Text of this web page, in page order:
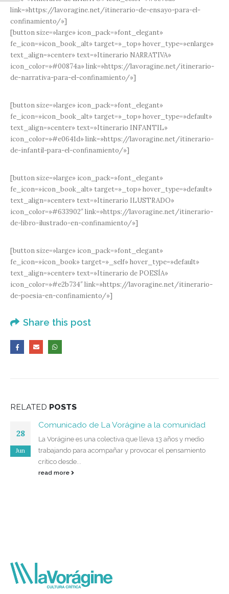
link=»https://lavoragine.net/itinerario-de-ensayo-para-el-
confinamiento/»]
[button size=»large» icon_pack=»font_elegant»
fe_icon=»icon_book_alt» target=»_top» hover_type=»enlarge»
text_align=»center» text=»Itinerario NARRATIVA»
icon_color=»#00874a» link=»https://lavoragine.net/itinerario-
de-narrativa-para-el-confinamiento/»]
[button size=»large» icon_pack=»font_elegant»
fe_icon=»icon_book_alt» target=»_top» hover_type=»default»
text_align=»center» text=»Itinerario INFANTIL»
icon_color=»#e0641d» link=»https://lavoragine.net/itinerario-
de-infantil-para-el-confinamiento/»]
[button size=»large» icon_pack=»font_elegant»
fe_icon=»icon_book_alt» target=»_top» hover_type=»default»
text_align=»center» text=»Itinerario ILUSTRADO»
icon_color=»#633902″ link=»https://lavoragine.net/itinerario-
de-libro-ilustrado-en-confinamiento/»]
[button size=»large» icon_pack=»font_elegant»
fe_icon=»icon_book» target=»_self» hover_type=»default»
text_align=»center» text=»Itinerario de POESÍA»
icon_color=»#e2b734″ link=»https://lavoragine.net/itinerario-
de-poesia-en-confinamiento/»]
Share this post
RELATED POSTS
28
Jun
Comunicado de La Vorágine a la comunidad
La Vorágine es una colectiva que lleva 13 años y medio
trabajando para acompañar y provocar el pensamiento
crítico desde...
read more